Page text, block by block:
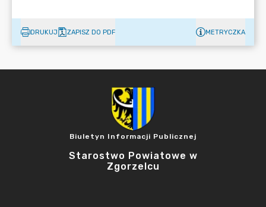
DRUKUJ ZAPISZ DO PDF METRYCZKA
Biuletyn Informacji Publicznej
Starostwo Powiatowe w
Zgorzelcu